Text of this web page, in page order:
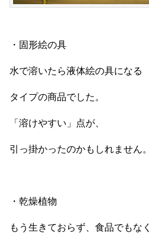
・固形絵の具
水で溶いたら液体絵の具になる
タイプの商品でした。
「溶けやすい」点が、
引っ掛かったのかもしれません。
・乾燥植物
もう生きておらず、食品でもなく